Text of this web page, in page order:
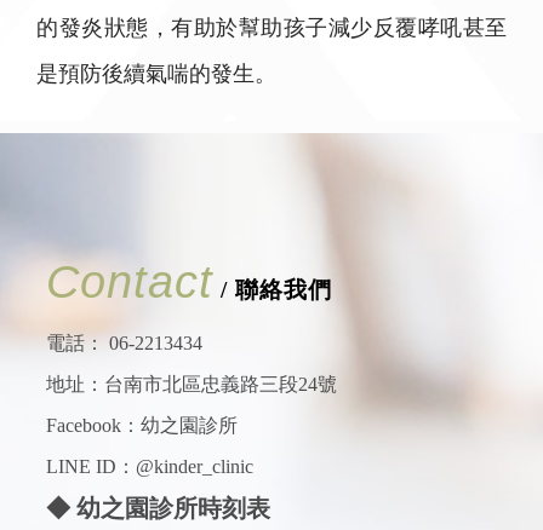
的發炎狀態，有助於幫助孩子減少反覆哮吼甚至
是預防後續氣喘的發生。
Contact / 聯絡我們
電話：
06-2213434
地址：台南市北區忠義路三段24號
Facebook： 幼之園診所
LINE ID：@kinder_clinic
◆ 幼之園診所時刻表